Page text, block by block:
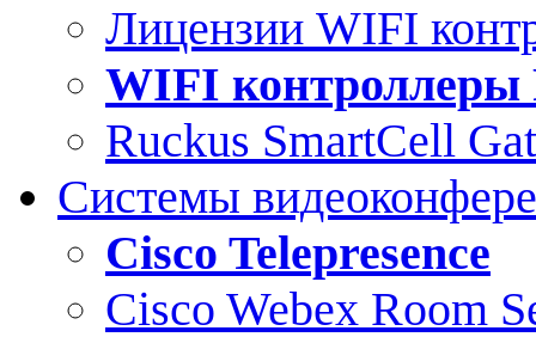
Лицензии WIFI
WIFI контроллеры
Ruckus SmartCell
Системы
Cisco Telepresence
Cisco Webex Room